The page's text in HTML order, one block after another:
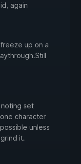
again
up on a
set
character
unless
it.